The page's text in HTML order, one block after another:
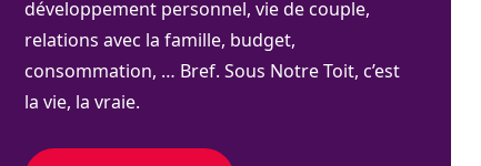
développement personnel, vie de couple,
relations avec la famille, budget,
consommation, … Bref. Sous Notre Toit, c’est
la vie, la vraie.